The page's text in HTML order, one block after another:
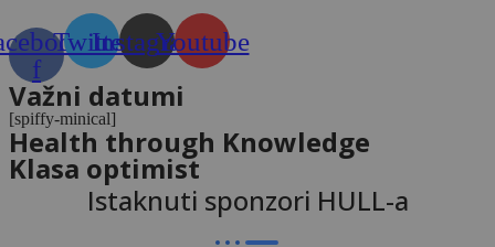
f
TwitterInstagramYoutube
Važni datumi
[spiffy-minical]
Health through Knowledge
Klasa optimist
Istaknuti sponzori HULL-a